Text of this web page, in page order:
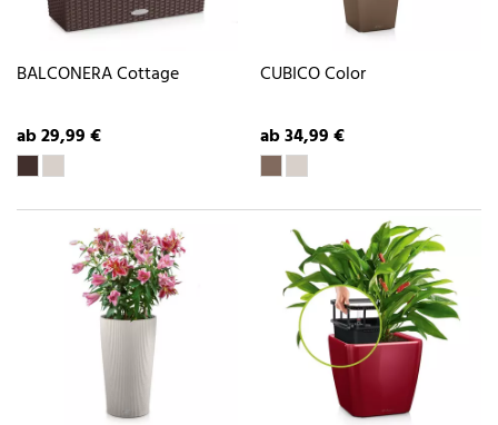
BALCONERA Cottage
ab 29,99 €
CUBICO Color
ab 34,99 €